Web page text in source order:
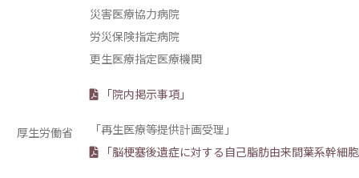
厚生労働省
災害医療協力病院
労災保険指定病院
更生医療指定医療機関
「院内掲示事項」
「再生医療等提供計画受理」
「脳梗塞後遺症に対する自己脂肪由来間葉系幹細